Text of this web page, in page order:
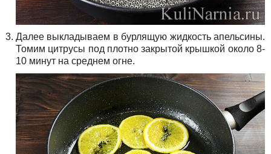
Далее выкладываем в бурлящую жидкость апельсины.
Томим цитрусы под плотно закрытой крышкой около 8-
10 минут на среднем огне.